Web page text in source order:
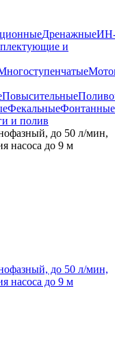
Дренажные
и
Повысительные
ФекальныеФонтанные
и полив
до 50 л/мин,
насоса до 9 м